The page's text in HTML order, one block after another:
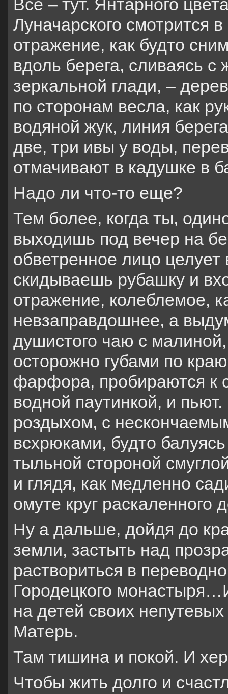
Все – тут. Янтарного
Луначарского смотрится
отражение, как будто
вдоль берега, сливаясь
зеркальной глади, –
по сторонам весла, как
водяной жук, линия
две, три ивы у воды,
отмачивают в кадушке в
Надо ли что-то еще?
Тем более, когда ты,
выходишь под вечер на
обветренное лицо
скидываешь рубашку и
отражение, колеблемое,
невзаправдошнее, а
душистого чаю с
осторожно губами по
фарфора, пробираются к
водной паутинкой, и
роздыхом, с
всхрюками, будто
тыльной стороной
и глядя, как медленно
омуте круг раскаленного
Ну а дальше, дойдя до
земли, застыть над
раствориться в
Городецкого
на детей своих
Матерь.
Там тишина и покой. И
Чтобы жить долго и